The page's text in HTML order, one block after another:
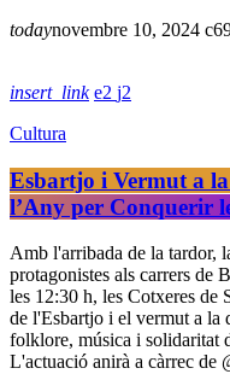
todaynovembre 10, 2024
insert_link 2 2
Cultura
Esbartjo i Vermut a
l’Any per Conquerir
Amb l'arribada de la tardor,
protagonistes als carrers de
les 12:30 h, les Cotxeres de
de l'Esbartjo i el vermut a la
folklore, música i solidaritat
L'actuació anirà a càrrec